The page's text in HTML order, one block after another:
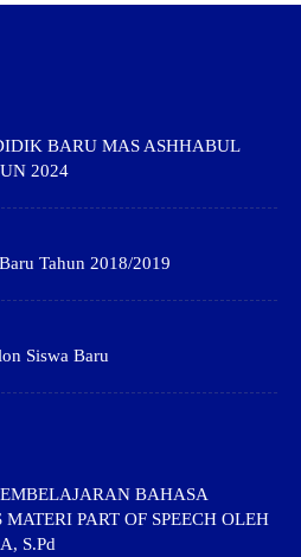
BARU MAS ASHHABUL
2024
Tahun 2018/2019
Siswa Baru
BAHASA
MATERI PART OF SPEECH OLEH
S.Pd